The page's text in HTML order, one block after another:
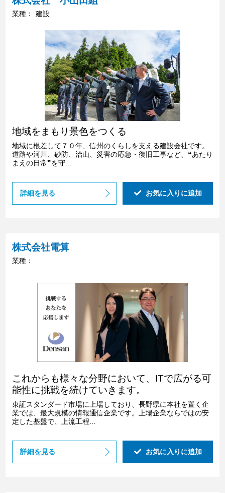
業種： 建設
地域をまもり景色をつくる
地域に根差して７０年、信州のくらしを支える建設会社です。
道路や河川、砂防、治山、災害の応急・復旧工事など、❝あたり
まえの日常❞を守...
詳細を見る お気に入りに追加
株式会社電算
業種：
これからも様々な分野において、ITで広がる可
能性に挑戦を続けていきます。
東証スタンダード市場に上場しており、長野県に本社を置く企
業では、最大規模の情報通信企業です。上場企業ならではの安
定した基盤で、上流工程...
詳細を見る お気に入りに追加